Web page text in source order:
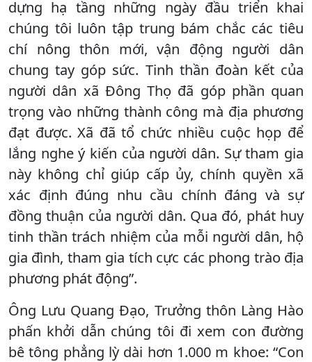
dựng hạ tầng những ngày đầu triển khai
chúng tôi luôn tập trung bám chắc các tiêu
chí nông thôn mới, vận động người dân
chung tay góp sức. Tinh thần đoàn kết của
người dân xã Đông Thọ đã góp phần quan
trọng vào những thành công mà địa phương
đạt được. Xã đã tổ chức nhiều cuộc họp để
lắng nghe ý kiến của người dân. Sự tham gia
này không chỉ giúp cấp ủy, chính quyền xã
xác định đúng nhu cầu chính đáng và sự
đồng thuận của người dân. Qua đó, phát huy
tinh thần trách nhiệm của mỗi người dân, hộ
gia đình, tham gia tích cực các phong trào địa
phương phát động”.
Ông Lưu Quang Đạo, Trưởng thôn Làng Hào
phấn khởi dẫn chúng tôi đi xem con đường
bê tông phẳng lỳ dài hơn 1.000 m khoe: “Con